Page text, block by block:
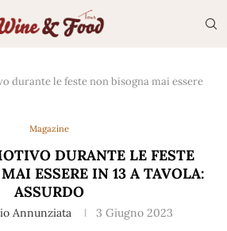
durante le feste non bisogna mai essere
Magazine
DURANTE LE FESTE
ESSERE IN 13 A TAVOLA:
ASSURDO
Annunziata 3 Giugno 2023